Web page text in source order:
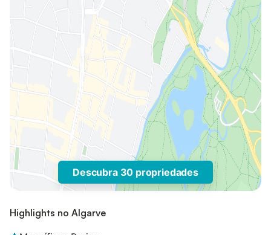
Descubra 30 propriedades
Highlights no Algarve